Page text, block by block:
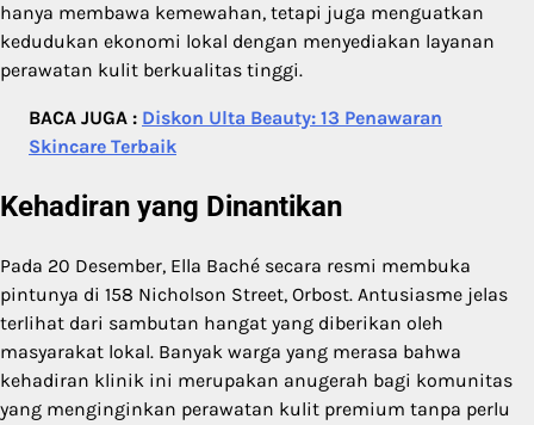
hanya membawa kemewahan, tetapi juga menguatkan
kedudukan ekonomi lokal dengan menyediakan layanan
perawatan kulit berkualitas tinggi.
BACA JUGA : Diskon Ulta Beauty: 13 Penawaran
Skincare Terbaik
Kehadiran yang Dinantikan
Pada 20 Desember, Ella Baché secara resmi membuka
pintunya di 158 Nicholson Street, Orbost. Antusiasme jelas
terlihat dari sambutan hangat yang diberikan oleh
masyarakat lokal. Banyak warga yang merasa bahwa
kehadiran klinik ini merupakan anugerah bagi komunitas
yang menginginkan perawatan kulit premium tanpa perlu